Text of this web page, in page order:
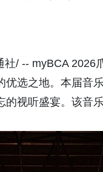
/ -- myBCA
优选之地。本届音
视听盛宴。该音